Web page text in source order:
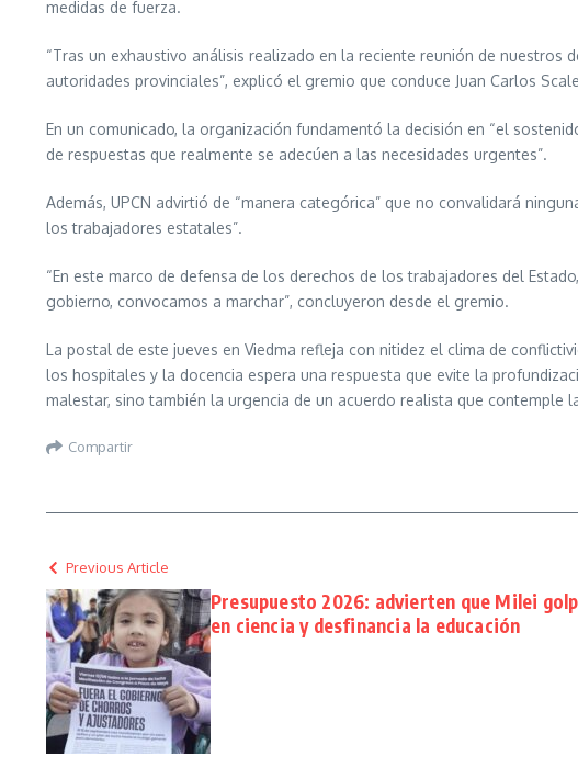
medidas de fuerza.
“Tras un exhaustivo análisis realizado en la reciente reunión de
autoridades provinciales”, explicó el gremio que conduce Juan Carlos
En un comunicado, la organización fundamentó la decisión en “el
de respuestas que realmente se adecúen a las necesidades urgentes”.
Además, UPCN advirtió de “manera categórica” que no convalidará
los trabajadores estatales”.
“En este marco de defensa de los derechos de los trabajadores del
gobierno, convocamos a marchar”, concluyeron desde el gremio.
La postal de este jueves en Viedma refleja con nitidez el clima de
los hospitales y la docencia espera una respuesta que evite la
malestar, sino también la urgencia de un acuerdo realista que contemple
Compartir
Previous Article
Presupuesto 2026: advierten que Milei
en ciencia y desfinancia la educación